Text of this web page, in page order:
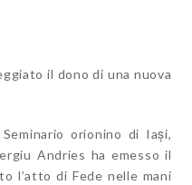
il dono di una nuova
orionino di Iași,
Andries ha emesso il
l’atto di Fede nelle mani